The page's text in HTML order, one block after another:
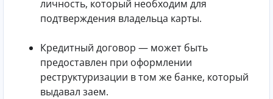
личность, который необходим для
подтверждения владельца карты.
Кредитный договор — может быть
предоставлен при оформлении
реструктуризации в том же банке, который
выдавал заем.